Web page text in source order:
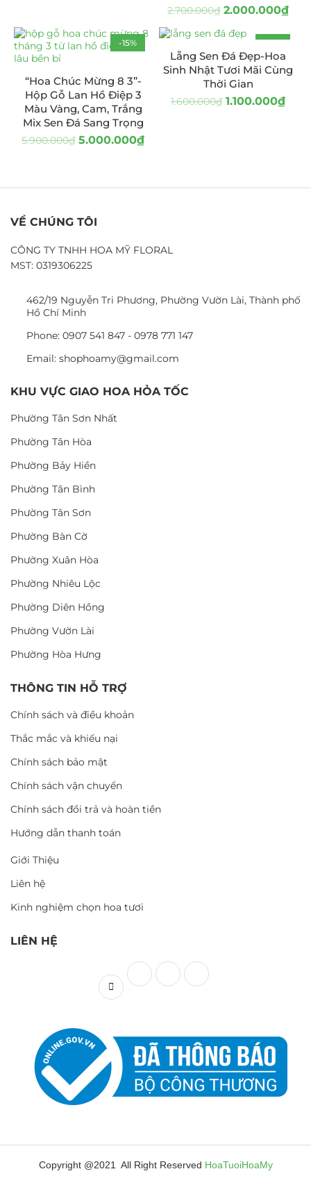
2.700.000₫ 2.000.000₫
-15%
“Hoa Chúc Mừng 8 3”-
Hộp Gỗ Lan Hồ Điệp 3
Màu Vàng, Cam, Trắng
Mix Sen Đá Sang Trọng
5.900.000₫ 5.000.000₫
-31%
Lẵng Sen Đá Đẹp-Hoa
Sinh Nhật Tươi Mãi Cùng
Thời Gian
1.600.000₫ 1.100.000₫
VỀ CHÚNG TÔI
CÔNG TY TNHH HOA MỸ FLORAL
MST: 0319306225
462/19 Nguyễn Tri Phương, Phường Vườn Lài, Thành phố
Hồ Chí Minh
Phone: 0907 541 847 - 0978 771 147
Email: shophoamy@gmail.com
KHU VỰC GIAO HOA HỎA TỐC
Phường Tân Sơn Nhất
Phường Tân Hòa
Phường Bảy Hiền
Phường Tân Bình
Phường Tân Sơn
Phường Bàn Cờ
Phường Xuân Hòa
Phường Nhiêu Lộc
Phường Diên Hồng
Phường Vườn Lài
Phường Hòa Hưng
THÔNG TIN HỖ TRỢ
Chính sách và điều khoản
Thắc mắc và khiếu nại
Chính sách bảo mật
Chính sách vận chuyển
Chính sách đổi trả và hoàn tiền
Hướng dẫn thanh toán
Giới Thiệu
Liên hệ
Kinh nghiệm chọn hoa tươi
LIÊN HỆ
Copyright @2021 All Right Reserved HoaTuoiHoaMy